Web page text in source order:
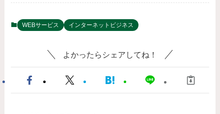
WEBサービス インターネットビジネス
よかったらシェアしてね！